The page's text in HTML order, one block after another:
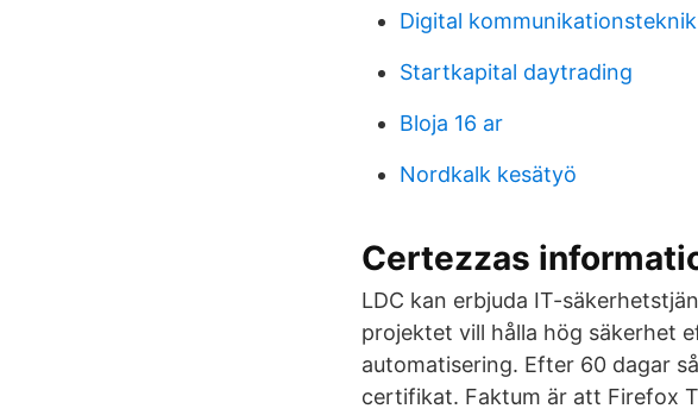
Digital
Startkapital daytrading
Bloja 16 ar
Nordkalk kesätyö
Certezzas
LDC kan erbjuda IT-
projektet vill hålla hög säkerhet
automatisering. Efter 60 dagar
certifikat. Faktum är att Firefox